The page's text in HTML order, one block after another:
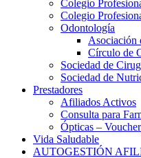
Colegio
Colegio
Odontología
Asociación
Círculo de
Sociedad de
Sociedad de
Prestadores
Afiliados Activos
Consulta para
Ópticas – Voucher
Vida Saludable
AUTOGESTIÓN